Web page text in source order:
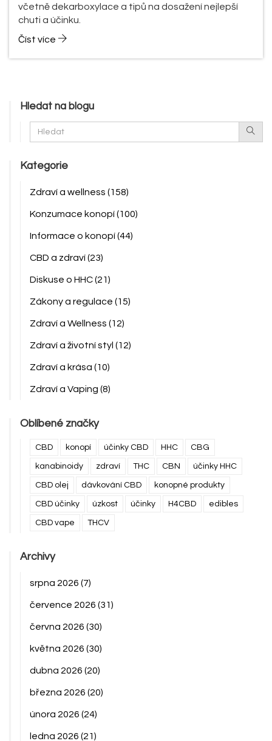
včetně dekarboxylace a tipů na dosažení nejlepší
chuti a účinku.
Číst více
Hledat na blogu
Kategorie
Zdraví a wellness (158)
Konzumace konopí(100)
Informace o konopí(44)
CBD a zdraví(23)
Diskuse o HHC(21)
Zákony a regulace (15)
Zdraví a Wellness (12)
Zdraví a životní styl (12)
Zdraví a krása (10)
Zdraví a Vaping (8)
Oblíbené značky
CBD konopí účinky CBD HHC CBG
kanabinoidy zdraví THC CBN účinky HHC
CBD olej dávkování CBD konopné produkty
CBD účinky úzkost účinky H4CBD edibles
CBD vape THCV
Archivy
srpna 2026 (7)
července 2026 (31)
června 2026 (30)
května 2026 (30)
dubna 2026 (20)
března 2026 (20)
února 2026 (24)
ledna 2026 (21)